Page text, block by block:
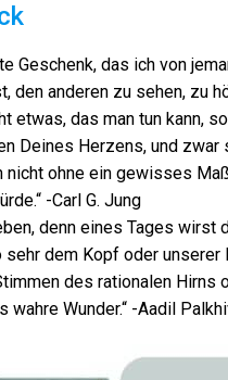
Geschenk, das ich von
den anderen zu sehen, zu
etwas, das man tun kann,
Deines Herzens, und
nicht ohne ein gewisses
-Carl G. Jung
denn eines Tages
sehr dem Kopf oder
des rationalen
Wunder.“ -Aadil